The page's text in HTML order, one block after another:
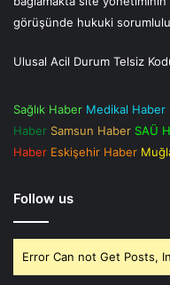
görüşünde hukuki
Ulusal Acil Durum Telsiz
Sağlık Haber Medikal Haber
Haber Samsun Haber SAÜ
Haber Eskişehir Haber
Follow us
Error Can not Get Posts,